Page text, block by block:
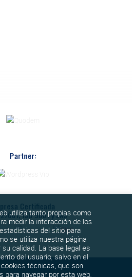
Partner:
Certificada
ISO 9001 y ENS
utiliza tanto propias como
medir la interacción de los
del sitio para
se utiliza nuestra página
calidad. La base legal es
del usuario, salvo en el
técnicas, que son
para navegar por esta web.